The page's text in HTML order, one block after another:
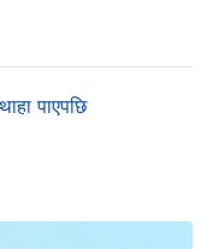
सोचेकै थिइनँ, तर हरेक
उनका शब्दहरू
उनले केवल क्षणिक
पाएपछि